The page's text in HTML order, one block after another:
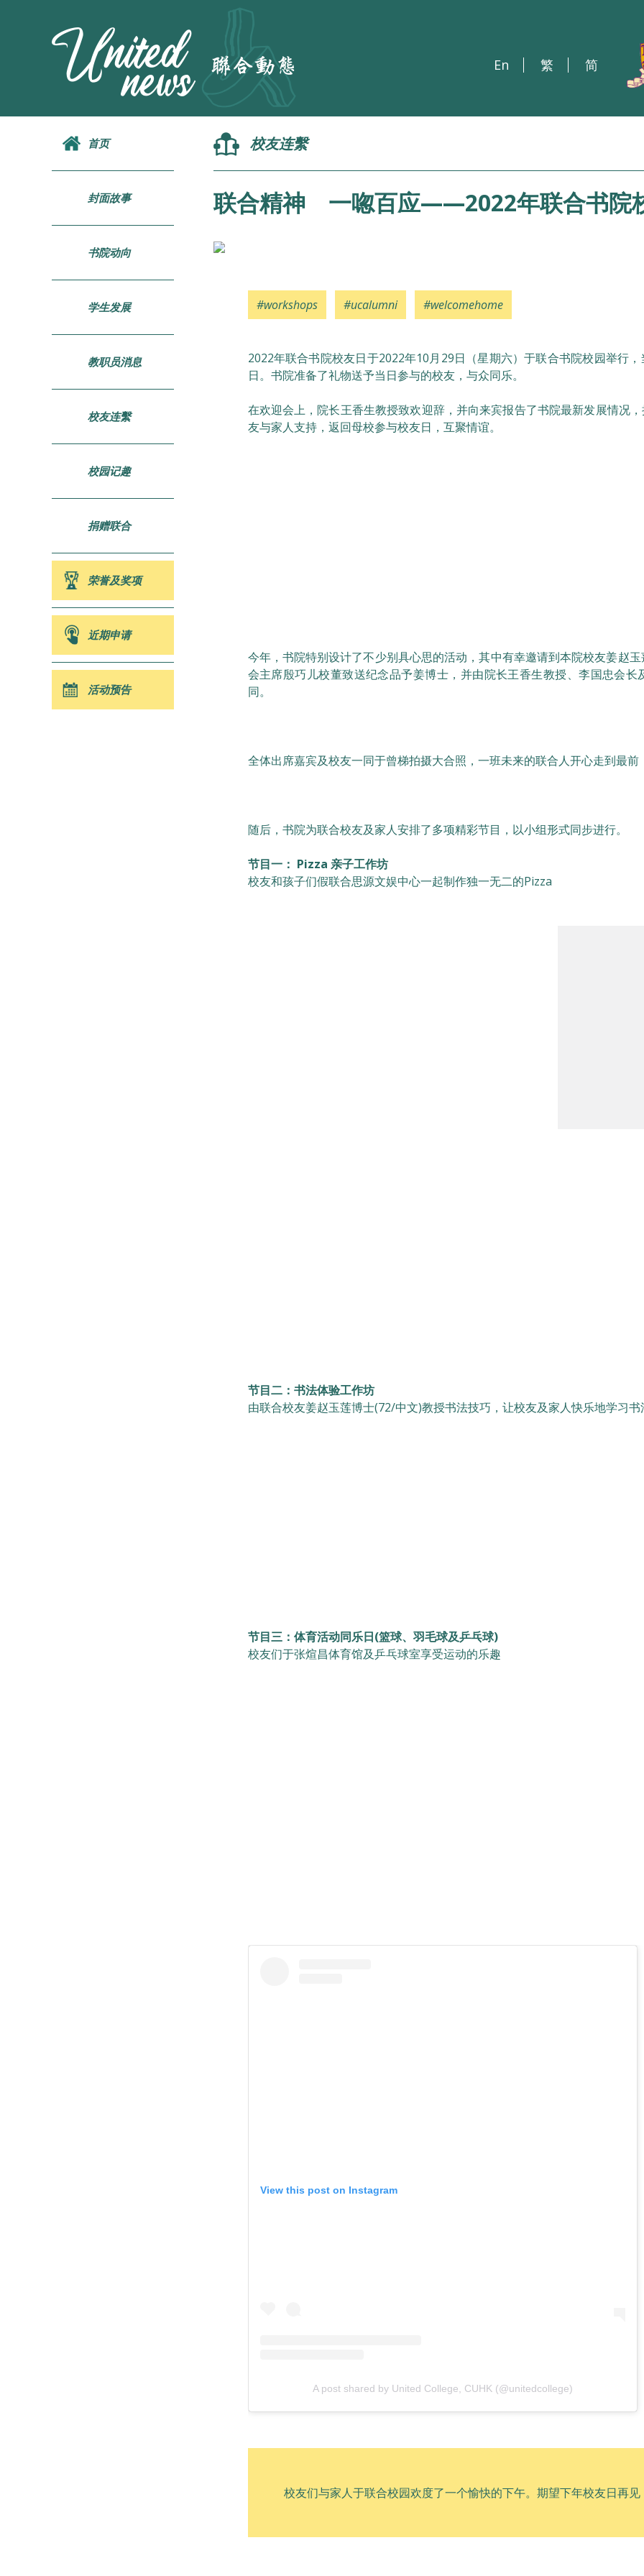
En 繁 简
首页
封面故事
书院动向
学生发展
教职员消息
校友连繫
校园记趣
捐赠联合
荣誉及奖项
近期申请
活动预告
校友连繫
联合精神 一唿百应——2022年联合书院
#workshops #ucalumni #welcomehome
2022年联合书院校友日于2022年10月29日（星期六）于联合书院校园举行
日。书院准备了礼物送予当日参与的校友，与众同乐。
在欢迎会上，院长王香生教授致欢迎辞，并向来宾报告了书院最新发展情况
友与家人支持，返回母校参与校友日，互聚情谊。
今年，书院特别设计了不少别具心思的活动，其中有幸邀请到本院校友姜赵
会主席殷巧儿校董致送纪念品予姜博士，并由院长王香生教授、李国忠会
同。
全体出席嘉宾及校友一同于曾梯拍摄大合照，一班未来的联合人开心走到最
随后，书院为联合校友及家人安排了多项精彩节目，以小组形式同步进行。
节目一： Pizza 亲子工作坊
校友和孩子们假联合思源文娱中心一起制作独一无二的Pizza
节目二：书法体验工作坊
由联合校友姜赵玉莲博士(72/中文)教授书法技巧，让校友及家人快乐地学习书
节目三：体育活动同乐日(篮球、羽毛球及乒乓球)
校友们于张煊昌体育馆及乒乓球室享受运动的乐趣
View this post on Instagram
A post shared by United College, CUHK (@unitedcollege)
校友们与家人于联合校园欢度了一个愉快的下午。期望下年校友日再见